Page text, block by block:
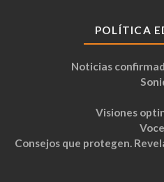
POLÍTICA
Noticias
Visiones
Consejos que protegen.